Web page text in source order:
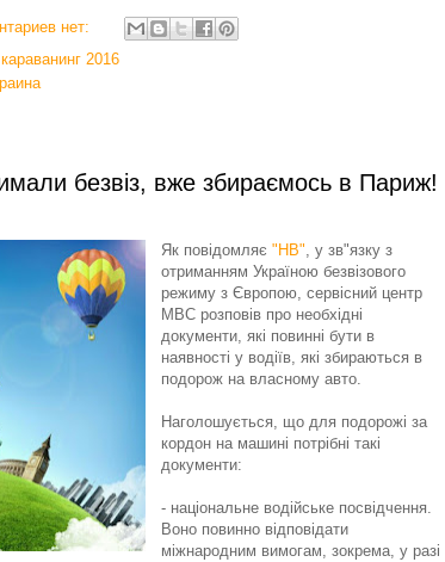
нет:
2016
безвіз, вже збираємось в Париж!
Як повідомляє "НВ", у зв"язку з
отриманням Україною безвізового
режиму з Європою, сервісний центр
МВС розповів про необхідні
документи, які повинні бути в
наявності у водіїв, які збираються в
подорож на власному авто.
Наголошується, що для подорожі за
кордон на машині потрібні такі
документи:
- національне водійське посвідчення.
Воно повинно відповідати
міжнародним вимогам, зокрема, у разі